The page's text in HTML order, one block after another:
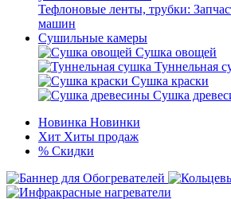
Тефлоновые ленты, трубки:
машин
Сушильные камеры
Сушка овощей
Туннельная
Сушка краски
Сушка
Новинка Новинки
Хит Хиты продаж
% Скидки